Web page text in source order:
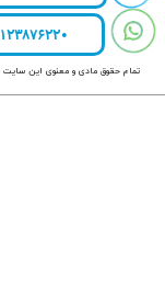
تمام حقوق مادی و معنوی این سایت